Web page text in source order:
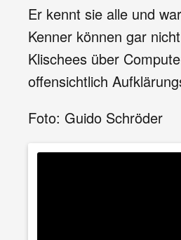
Er kennt sie alle und
Kenner können gar
Klischees über
offensichtlich
Foto: Guido Schröder